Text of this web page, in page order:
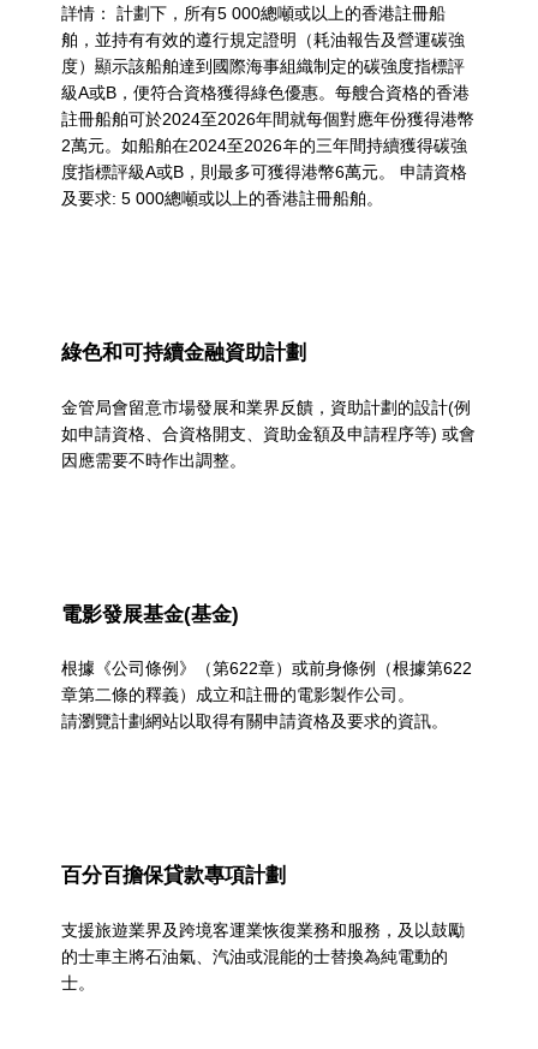
詳情： 計劃下，所有5 000總噸或以上的香港註冊船
舶，並持有有效的遵行規定證明（耗油報告及營運碳強
度）顯示該船舶達到國際海事組織制定的碳強度指標評
級A或B，便符合資格獲得綠色優惠。每艘合資格的香港
註冊船舶可於2024至2026年間就每個對應年份獲得港幣
2萬元。如船舶在2024至2026年的三年間持續獲得碳強
度指標評級A或B，則最多可獲得港幣6萬元。 申請資格
及要求: 5 000總噸或以上的香港註冊船舶。
綠色和可持續金融資助計劃
金管局會留意市場發展和業界反饋，資助計劃的設計(例
如申請資格、合資格開支、資助金額及申請程序等) 或會
因應需要不時作出調整。
電影發展基金(基金)
根據《公司條例》（第622章）或前身條例（根據第622
章第二條的釋義）成立和註冊的電影製作公司。
請瀏覽計劃網站以取得有關申請資格及要求的資訊。
百分百擔保貸款專項計劃
支援旅遊業界及跨境客運業恢復業務和服務，及以鼓勵
的士車主將石油氣、汽油或混能的士替換為純電動的
士。